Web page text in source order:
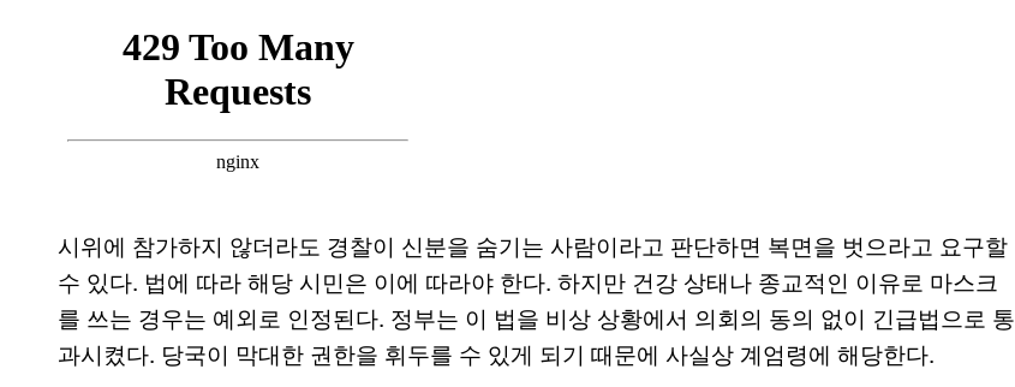
시위에 참가하지 않더라도 경찰이 신분을 숨기는 사람이라고 판단하면 복면을 벗으라고 요구할
수 있다. 법에 따라 해당 시민은 이에 따라야 한다. 하지만 건강 상태나 종교적인 이유로 마스크
를 쓰는 경우는 예외로 인정된다. 정부는 이 법을 비상 상황에서 의회의 동의 없이 긴급법으로 통
과시켰다. 당국이 막대한 권한을 휘두를 수 있게 되기 때문에 사실상 계엄령에 해당한다.